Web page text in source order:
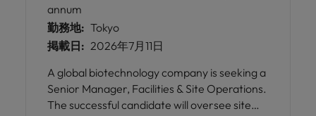
annum
勤務地: Tokyo
掲載日: 2026年7月11日
A global biotechnology company is seeking a
Senior Manager, Facilities & Site Operations.
The successful candidate will oversee site